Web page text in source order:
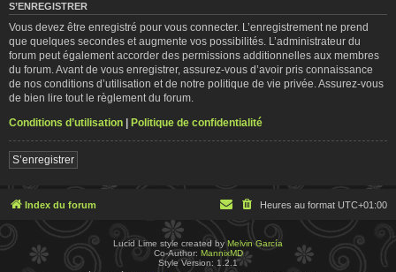
S’ENREGISTRER
Vous devez être enregistré pour vous connecter. L’enregistrement ne prend
que quelques secondes et augmente vos possibilités. L’administrateur du
forum peut également accorder des permissions additionnelles aux membres
du forum. Avant de vous enregistrer, assurez-vous d’avoir pris connaissance
de nos conditions d’utilisation et de notre politique de vie privée. Assurez-vous
de bien lire tout le règlement du forum.
Conditions d’utilisation | Politique de confidentialité
S’enregistrer
Index du forum Heures au format UTC+01:00
Lucid Lime style created byMelvin García
Co-Author: MannixMD
Style Version: 1.2.1